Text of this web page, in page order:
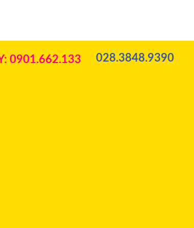
0901.662.133 028.3848.9390